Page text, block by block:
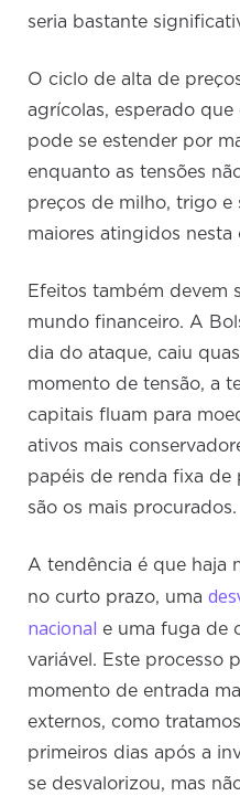
seria bastante
O ciclo de alta de
agrícolas, esperado que
pode se estender por
enquanto as tensões
preços de milho, trigo e
maiores atingidos nesta
Efeitos também devem
mundo financeiro. A
dia do ataque, caiu
momento de tensão, a
capitais fluam para
ativos mais
papéis de renda fixa de
são os mais procurados.
A tendência é que haja
no curto prazo, uma
nacional e uma fuga de
variável. Este processo
momento de entrada
externos, como
primeiros dias após a
se desvalorizou, mas